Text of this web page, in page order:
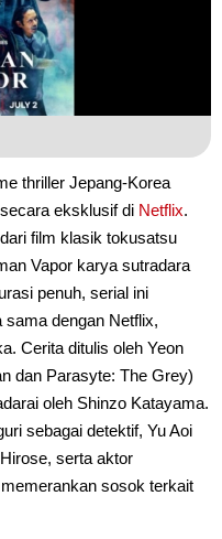
thriller Jepang-Korea
eksklusif di Netflix.
film klasik tokusatsu
Vapor karya sutradara
penuh, serial ini
sama dengan Netflix,
Cerita ditulis oleh Yeon
dan Parasyte: The Grey)
oleh Shinzo Katayama.
sebagai detektif, Yu Aoi
serta aktor
sosok terkait